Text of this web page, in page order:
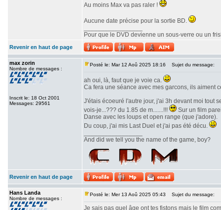
Au moins Max va pas raler !
Aucune date précise pour la sortie BD.
Pour que le DVD devienne un sous-verre ou un
Revenir en haut de page
max zorin
Nombre de messages :
Inscrit le: 18 Oct 2001
Messages: 29561
Posté le: Mar 12 Aoû 2025 18:16 Sujet du message:
ah oui, là, faut que je voie ca.
Ca fera une séance avec mes garcons, ils aiment
J'étais écoeuré l'autre jour, j'ai 3h devant moi tout
vois-je...??? du 1.85 de m.......!!!
Sur un film
Danse avec les loups et open range (que j'adore).
Du coup, j'ai mis Last Duel et j'ai pas été décu.
And did we tell you the name of the game, boy?
Revenir en haut de page
Hans Landa
Nombre de messages :
Posté le: Mer 13 Aoû 2025 05:43 Sujet du message:
Je sais pas quel âge ont tes fistons mais le film